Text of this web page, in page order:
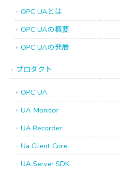
OPC UAとは
OPC UAの概要
OPC UAの発展
プロダクト
OPC UA
UA Monitor
UA Recorder
Ua Client Core
UA Server SDK